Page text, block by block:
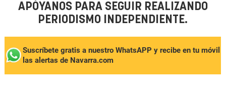
APÓYANOS PARA SEGUIR REALIZANDO
PERIODISMO INDEPENDIENTE.
Suscríbete gratis a nuestro WhatsAPP y recibe en tu móvil
las alertas de Navarra.com